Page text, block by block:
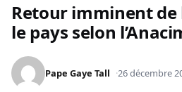
Retour imminent
le pays selon
Pape Gaye Tall 26 décembre